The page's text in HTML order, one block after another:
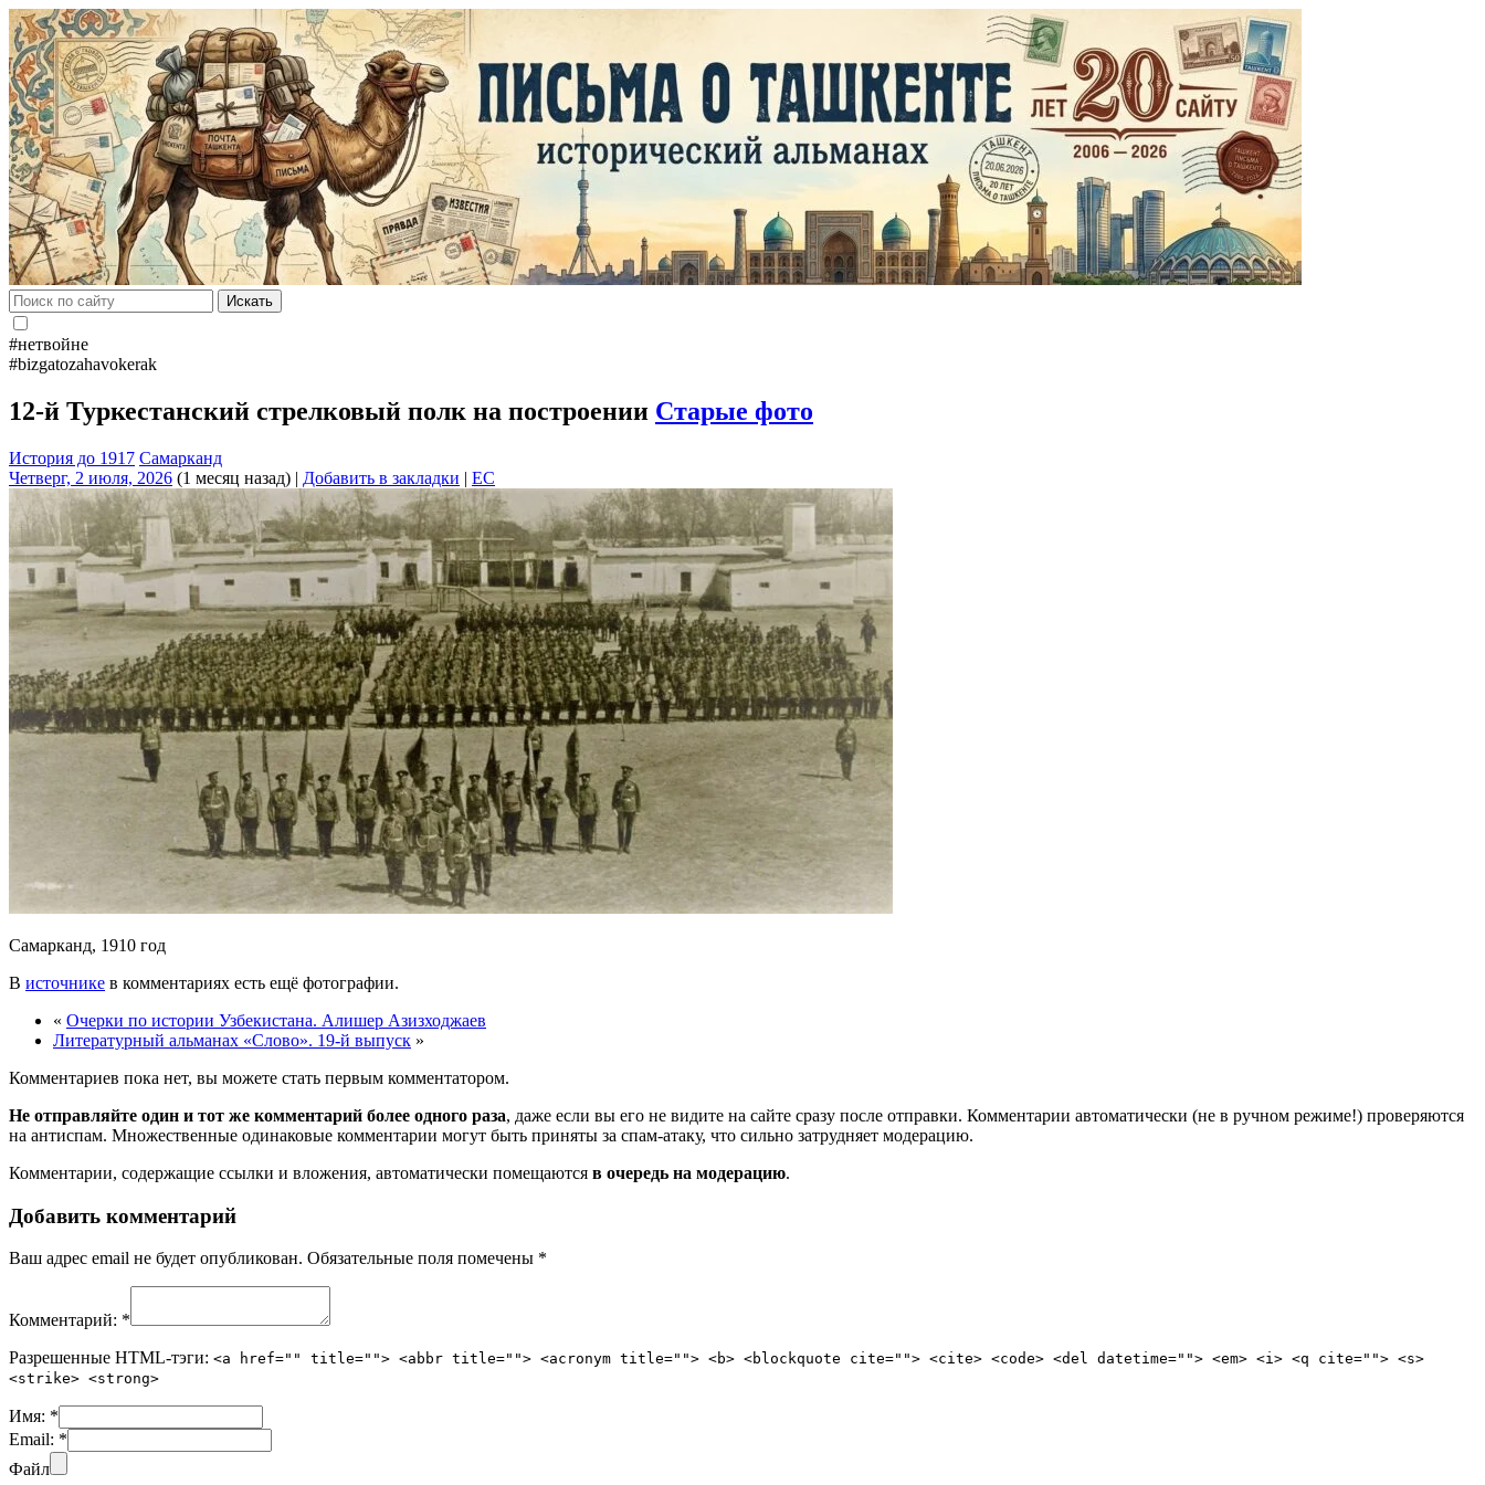
Искать
#нетвойне
#bizgatozahavokerak
12-й Туркестанский стрелковый полк на построении Старые фото
История до 1917 Самарканд
Четверг, 2 июля, 2026 (1 месяц назад) | Добавить в закладки | EC
Самарканд, 1910 год
В источнике в комментариях есть ещё фотографии.
« Очерки по истории Узбекистана. Алишер Азизходжаев
Литературный альманах «Слово». 19-й выпуск »
Комментариев пока нет, вы можете стать первым комментатором.
Не отправляйте один и тот же комментарий более одного раза, даже если вы его не видите на сайте сразу после отправки. Комментарии автоматически (не в ручном режиме!) проверяются
на антиспам. Множественные одинаковые комментарии могут быть приняты за спам-атаку, что сильно затрудняет модерацию.
Комментарии, содержащие ссылки и вложения, автоматически помещаются в очередь на модерацию.
Добавить комментарий
Ваш адрес email не будет опубликован. Обязательные поля помечены *
Комментарий: *
Разрешенные HTML-тэги: <a href="" title=""> <abbr title=""> <acronym title=""> <b> <blockquote cite=""> <cite> <code> <del datetime=""> <em> <i> <q cite=""> <s>
<strike> <strong>
Имя: *
Email: *
Файл